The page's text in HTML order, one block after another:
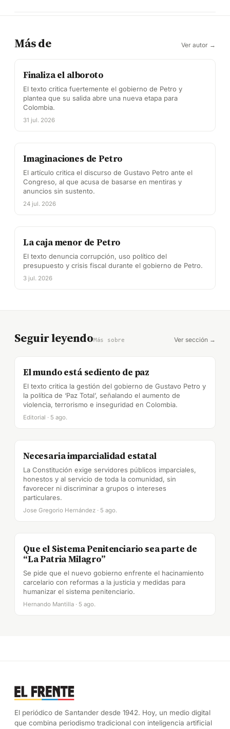
Más de Ver autor →
Finaliza el alboroto
El texto critica fuertemente el gobierno de Petro y
plantea que su salida abre una nueva etapa para
Colombia.
31 jul. 2026
Imaginaciones de Petro
El artículo critica el discurso de Gustavo Petro ante el
Congreso, al que acusa de basarse en mentiras y
anuncios sin sustento.
24 jul. 2026
La caja menor de Petro
El texto denuncia corrupción, uso político del
presupuesto y crisis fiscal durante el gobierno de Petro.
3 jul. 2026
Seguir leyendoMás sobre Ver sección →
El mundo está sediento de paz
El texto critica la gestión del gobierno de Gustavo Petro y
la política de ‘Paz Total’, señalando el aumento de
violencia, terrorismo e inseguridad en Colombia.
Editorial · 5 ago.
Necesaria imparcialidad estatal
La Constitución exige servidores públicos imparciales,
honestos y al servicio de toda la comunidad, sin
favorecer ni discriminar a grupos o intereses
particulares.
Jose Gregorio Hernández · 5 ago.
Que el Sistema Penitenciario sea parte de
“La Patria Milagro”
Se pide que el nuevo gobierno enfrente el hacinamiento
carcelario con reformas a la justicia y medidas para
humanizar el sistema penitenciario.
Hernando Mantilla · 5 ago.
El periódico de Santander desde 1942. Hoy, un medio digital
que combina periodismo tradicional con inteligencia artificial